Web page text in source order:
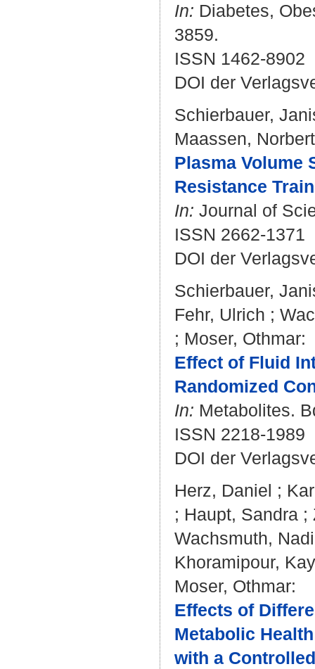
In: Diabetes,
3859.
ISSN 1462-8902
DOI der
Schierbauer,
Maassen, Norbert
Plasma Volume
Resistance
In: Journal of
ISSN 2662-1371
DOI der
Schierbauer,
Fehr, Ulrich ;
; Moser, Othmar:
Effect of Fluid
Randomized
In: Metabolites.
ISSN 2218-1989
DOI der
Herz, Daniel ;
; Haupt, Sandra ;
Wachsmuth,
Khoramipour,
Moser, Othmar:
Effects of
Metabolic
with a